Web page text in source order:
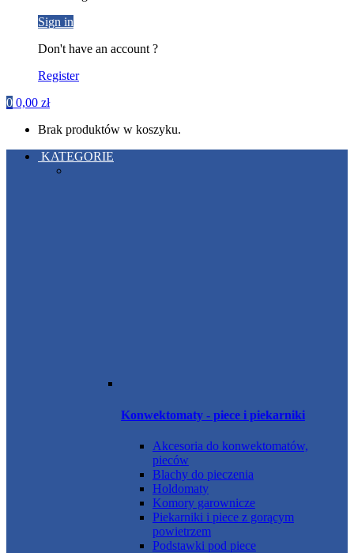
Sign in
Don't have an account ?
Register
0 0,00 zł
Brak produktów w koszyku.
KATEGORIE
Konwektomaty - piece i piekarniki
Akcesoria do konwektomatów,
pieców
Blachy do pieczenia
Holdomaty
Komory garownicze
Piekarniki i piece z gorącym
powietrzem
Podstawki pod piece